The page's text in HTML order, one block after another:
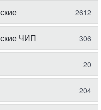
2612
ЧИП 306
20
204